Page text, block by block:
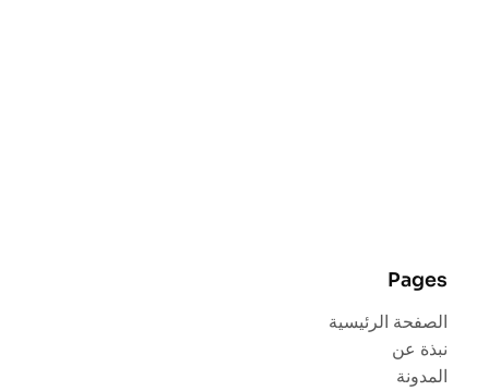
Pages
الصفحة الرئيسية
نبذة عن
المدونة